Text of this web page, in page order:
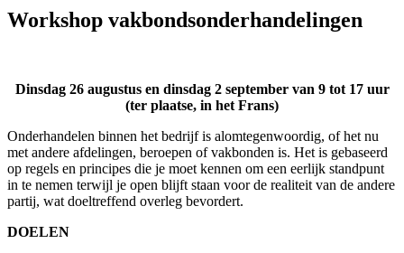
Workshop vakbondsonderhandelingen
Dinsdag 26 augustus en dinsdag 2 september van 9 tot 17 uur
(ter plaatse, in het Frans)
Onderhandelen binnen het bedrijf is alomtegenwoordig, of het nu
met andere afdelingen, beroepen of vakbonden is. Het is gebaseerd
op regels en principes die je moet kennen om een eerlijk standpunt
in te nemen terwijl je open blijft staan voor de realiteit van de andere
partij, wat doeltreffend overleg bevordert.
DOELEN